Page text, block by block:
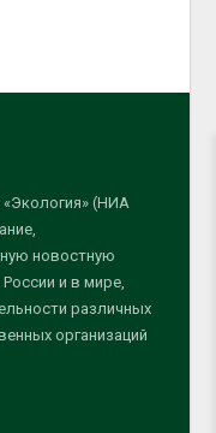
(НИА
новостную
и в мире,
различных
организаций